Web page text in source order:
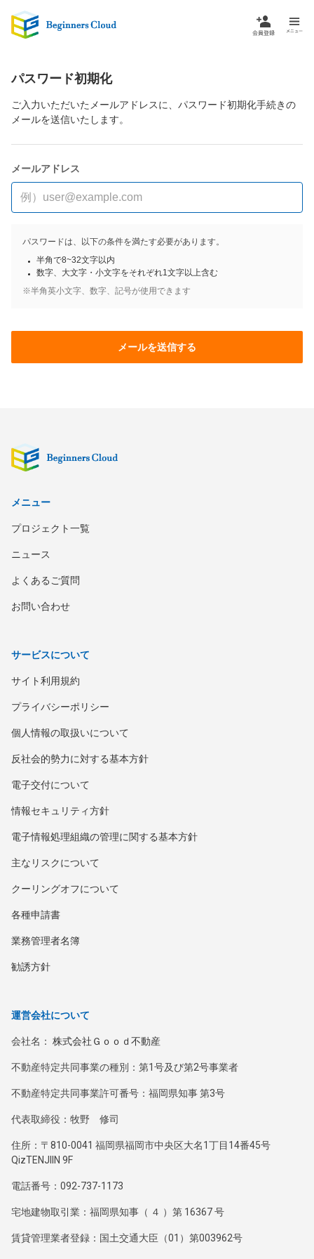
パスワード初期化
ご入力いただいたメールアドレスに、パスワード初期化手続きの
メールを送信いたします。
メールアドレス
パスワードは、以下の条件を満たす必要があります。
半角で8~32文字以内
数字、大文字・小文字をそれぞれ1文字以上含む
※半角英小文字、数字、記号が使用できます
メールを送信する
メニュー
プロジェクト一覧
ニュース
よくあるご質問
お問い合わせ
サービスについて
サイト利用規約
プライバシーポリシー
個人情報の取扱いについて
反社会的勢力に対する基本方針
電子交付について
情報セキュリティ方針
電子情報処理組織の管理に関する基本方針
主なリスクについて
クーリングオフについて
各種申請書
業務管理者名簿
勧誘方針
運営会社について
会社名： 株式会社Ｇｏｏｄ不動産
不動産特定共同事業の種別：第1号及び第2号事業者
不動産特定共同事業許可番号：福岡県知事 第3号
代表取締役：牧野 修司
住所：〒810-0041 福岡県福岡市中央区大名1丁目14番45号
QizTENJIIN 9F
電話番号：092-737-1173
宅地建物取引業：福岡県知事（ ４ ）第 16367 号
賃貸管理業者登録：国土交通大臣（01）第003962号